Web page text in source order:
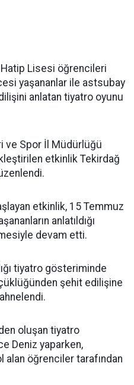
Lisesi öğrencileri
yaşananlar ile astsubay
anlatan tiyatro oyunu
ve Spor İl Müdürlüğü
etkinlik Tekirdağ
etkinlik, 15 Temmuz
anlatıldığı
devam etti.
tiyatro gösteriminde
şehit edilişine
oluşan tiyatro
Deniz yaparken,
alan öğrenciler tarafından